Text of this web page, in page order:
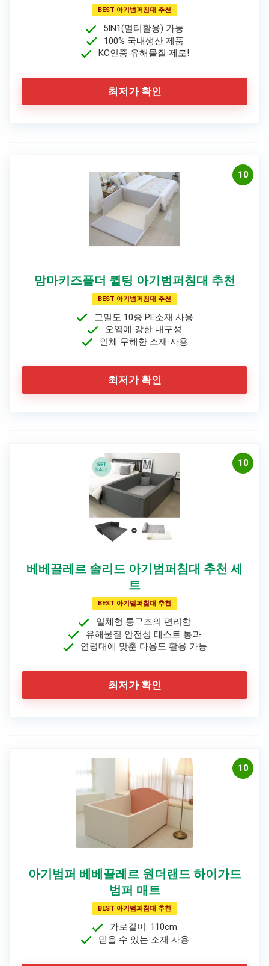
BEST 아기범퍼침대 추천
5IN1(멀티활용) 가능
100% 국내생산 제품
KC인증 유해물질 제로!
최저가 확인
10
맘마키즈폴더 퀼팅 아기범퍼침대 추천
BEST 아기범퍼침대 추천
고밀도 10중 PE소재 사용
오염에 강한 내구성
인체 무해한 소재 사용
최저가 확인
10
베베끌레르 솔리드 아기범퍼침대 추천 세
트
BEST 아기범퍼침대 추천
일체형 통구조의 편리함
유해물질 안전성 테스트 통과
연령대에 맞춘 다용도 활용 가능
최저가 확인
10
아기범퍼 베베끌레르 원더랜드 하이가드
범퍼 매트
BEST 아기범퍼침대 추천
가로길이: 110cm
믿을 수 있는 소재 사용